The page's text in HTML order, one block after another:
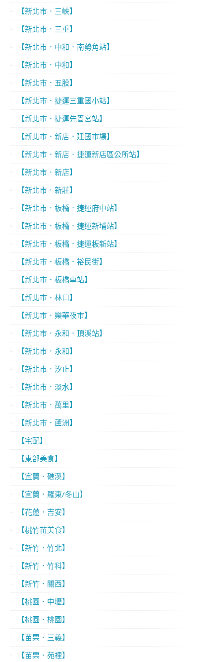
【新北市．三峽】
【新北市．三重】
【新北市．中和．南勢角站】
【新北市．中和】
【新北市．五股】
【新北市．捷運三重國小站】
【新北市．捷運先嗇宮站】
【新北市．新店．建國市場】
【新北市．新店．捷運新店區公所站】
【新北市．新店】
【新北市．新莊】
【新北市．板橋．捷運府中站】
【新北市．板橋．捷運新埔站】
【新北市．板橋．捷運板新站】
【新北市．板橋．裕民街】
【新北市．板橋車站】
【新北市．林口】
【新北市．樂華夜市】
【新北市．永和．頂溪站】
【新北市．永和】
【新北市．汐止】
【新北市．淡水】
【新北市．萬里】
【新北市．蘆洲】
【宅配】
【東部美食】
【宜蘭．礁溪】
【宜蘭．羅東/冬山】
【花蓮．吉安】
【桃竹苗美食】
【新竹．竹北】
【新竹．竹科】
【新竹．關西】
【桃園．中壢】
【桃園．桃園】
【苗栗．三義】
【苗栗．苑裡】